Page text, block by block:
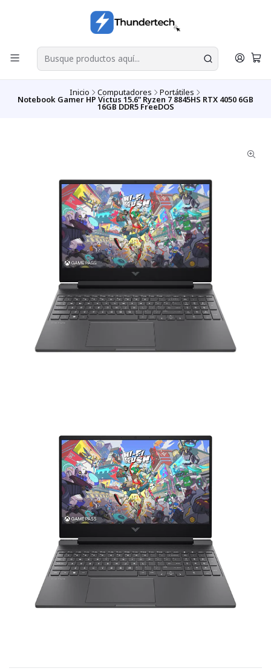
Inicio Computadores Portátiles
Notebook Gamer HP Victus 15.6” Ryzen 7 8845HS RTX 4050 6GB
16GB DDR5 FreeDOS